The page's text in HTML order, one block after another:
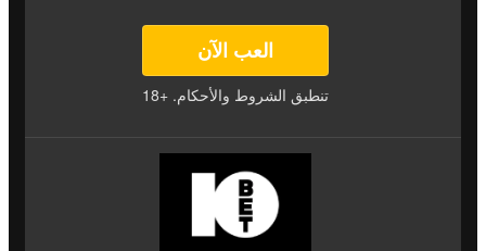
العب الآن
تنطبق الشروط والأحكام. +18